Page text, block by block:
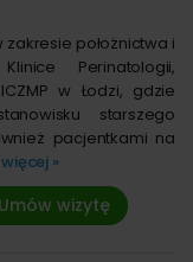
położnictwa i
Perinatologii,
w Łodzi, gdzie
starszego
pacjentkami na
więcej »
Umów wizytę